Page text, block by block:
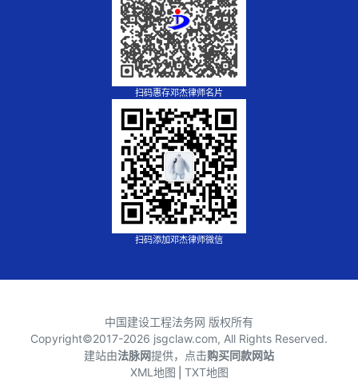
扫码惠存邓杰律师名片
扫码添加邓杰律师微信
中国建设工程法务网 版权所有
Copyright©2017-2026 jsgclaw.com, All Rights Reserved.
建站由法脉网提供，点击购买同款网站
XML地图
TXT地图